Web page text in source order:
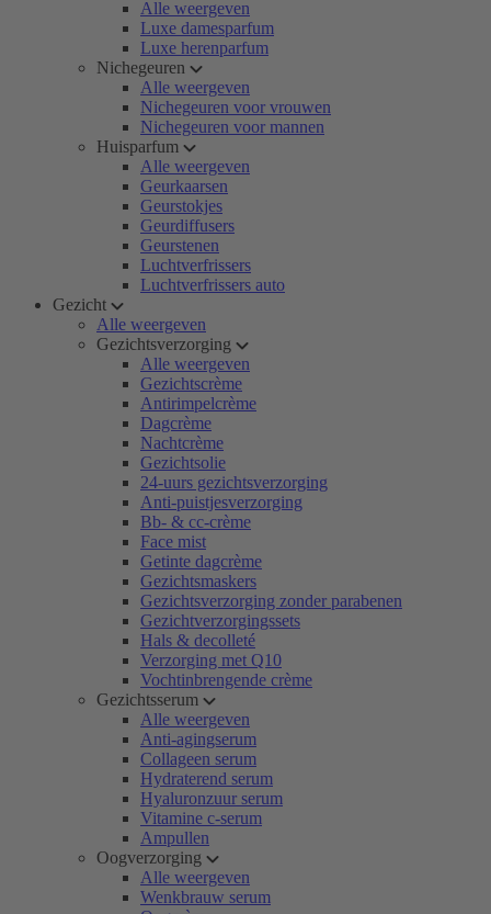
Alle weergeven
Luxe damesparfum
Luxe herenparfum
Nichegeuren
Alle weergeven
Nichegeuren voor vrouwen
Nichegeuren voor mannen
Huisparfum
Alle weergeven
Geurkaarsen
Geurstokjes
Geurdiffusers
Geurstenen
Luchtverfrissers
Luchtverfrissers auto
Gezicht
Alle weergeven
Gezichtsverzorging
Alle weergeven
Gezichtscrème
Antirimpelcrème
Dagcrème
Nachtcrème
Gezichtsolie
24-uurs gezichtsverzorging
Anti-puistjesverzorging
Bb- & cc-crème
Face mist
Getinte dagcrème
Gezichtsmaskers
Gezichtsverzorging zonder parabenen
Gezichtverzorgingssets
Hals & decolleté
Verzorging met Q10
Vochtinbrengende crème
Gezichtsserum
Alle weergeven
Anti-agingserum
Collageen serum
Hydraterend serum
Hyaluronzuur serum
Vitamine c-serum
Ampullen
Oogverzorging
Alle weergeven
Wenkbrauw serum